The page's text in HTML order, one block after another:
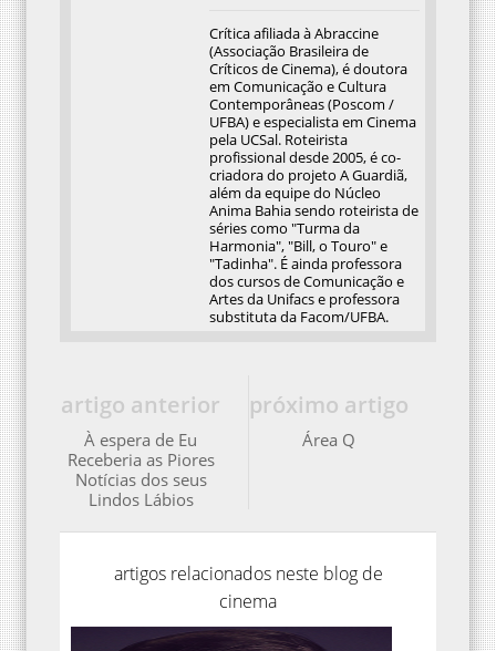
Crítica afiliada à Abraccine
(Associação Brasileira de
Críticos de Cinema), é doutora
em Comunicação e Cultura
Contemporâneas (Poscom /
UFBA) e especialista em Cinema
pela UCSal. Roteirista
profissional desde 2005, é co-
criadora do projeto A Guardiã,
além da equipe do Núcleo
Anima Bahia sendo roteirista de
séries como "Turma da
Harmonia", "Bill, o Touro" e
"Tadinha". É ainda professora
dos cursos de Comunicação e
Artes da Unifacs e professora
substituta da Facom/UFBA.
próximo artigo
Área Q
artigo anterior
À espera de Eu
Receberia as Piores
Notícias dos seus
Lindos Lábios
artigos relacionados neste blog de
cinema